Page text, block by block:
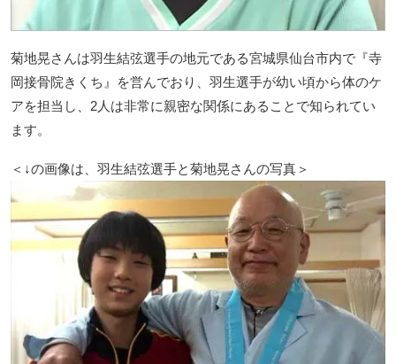
菊地晃さんは羽生結弦選手の地元である宮城県仙台市内で『寺
岡接骨院きくち』を営んでおり、羽生選手が幼い頃から体のケ
アを担当し、2人は非常に親密な関係にあることで知られてい
ます。
＜↓の画像は、羽生結弦選手と菊地晃さんの写真＞